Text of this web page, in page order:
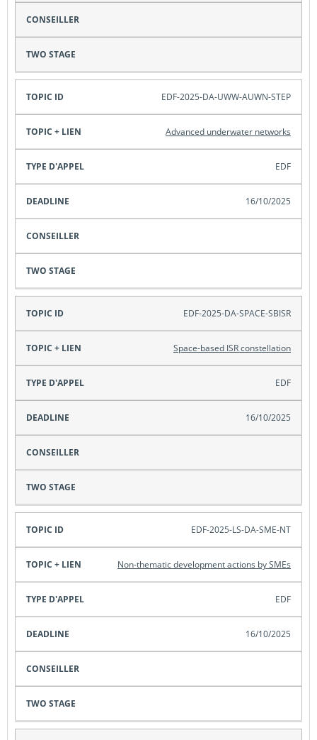
EDF-2025-DA-UWW-AUWN-STEP
Advanced underwater networks
EDF
16/10/2025
EDF-2025-DA-SPACE-SBISR
Space-based ISR constellation
EDF
16/10/2025
EDF-2025-LS-DA-SME-NT
Non-thematic development actions by SMEs
EDF
16/10/2025